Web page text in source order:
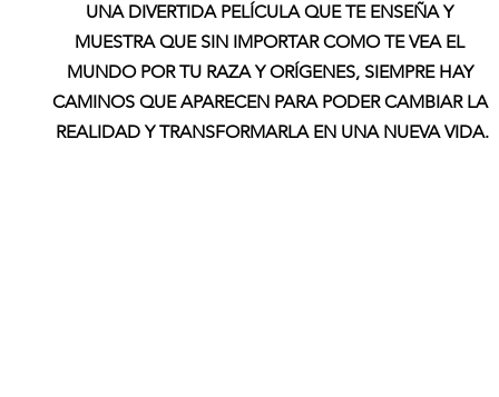
UNA DIVERTIDA PELÍCULA QUE TE ENSEÑA Y
MUESTRA QUE SIN IMPORTAR COMO TE VEA EL
MUNDO POR TU RAZA Y ORÍGENES, SIEMPRE HAY
CAMINOS QUE APARECEN PARA PODER CAMBIAR LA
REALIDAD Y TRANSFORMARLA EN UNA NUEVA VIDA.